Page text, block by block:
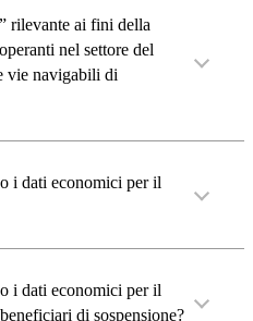
rilevante ai fini della
nel settore del
vie navigabili di
i dati economici per il
i dati economici per il
di sospensione?